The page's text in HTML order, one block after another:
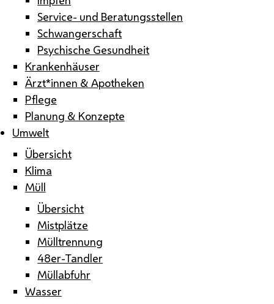
Service- und Beratungsstellen
Schwangerschaft
Psychische Gesundheit
Krankenhäuser
Ärzt*innen & Apotheken
Pflege
Planung & Konzepte
Umwelt
Übersicht
Klima
Müll
Übersicht
Mistplätze
Mülltrennung
48er-Tandler
Müllabfuhr
Wasser